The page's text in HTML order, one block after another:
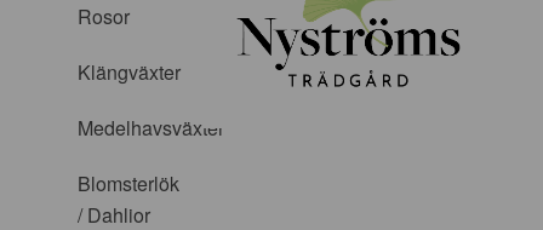
Rosor
Klängväxter
Medelhavsväxter
Blomsterlök
/ Dahlior